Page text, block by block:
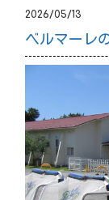
2026/05/13
ベルマーレ